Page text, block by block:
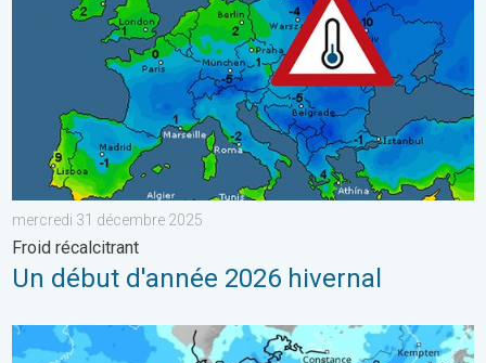
mercredi 31 décembre 2025
Froid récalcitrant
Un début d'année 2026 hivernal
Une perturbation arrive sur la Suisse. De la pluie au menu. . .